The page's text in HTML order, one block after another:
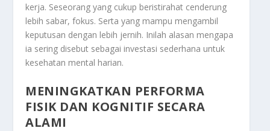
kerja. Seseorang yang cukup beristirahat cenderung
lebih sabar, fokus. Serta yang mampu mengambil
keputusan dengan lebih jernih. Inilah alasan mengapa
ia sering disebut sebagai investasi sederhana untuk
kesehatan mental harian.
MENINGKATKAN PERFORMA
FISIK DAN KOGNITIF SECARA
ALAMI